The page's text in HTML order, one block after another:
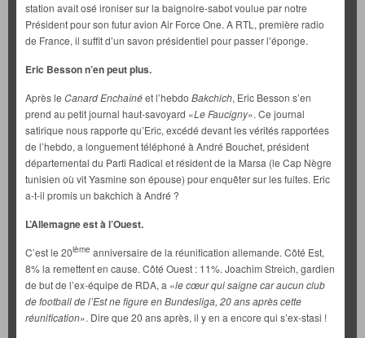
station avait osé ironiser sur la baignoire-sabot voulue par notre
Président pour son futur avion Air Force One. A RTL, première radio
de France, il suffit d’un savon présidentiel pour passer l’éponge.
Eric Besson n’en peut plus.
Après le Canard Enchaînéet l’hebdo Bakchich, Eric Besson s’en
prend au petit journal haut-savoyard «Le Faucigny». Ce journal
satirique nous rapporte qu’Eric, excédé devant les vérités rapportées
de l’hebdo, a longuement téléphoné à André Bouchet, président
départemental du Parti Radical et résident de la Marsa (le Cap Nègre
tunisien où vit Yasmine son épouse) pour enquêter sur les fuites. Eric
a-t-il promis un bakchich à André ?
L’Allemagne est à l’Ouest.
C’est le 20ième anniversaire de la réunification allemande. Côté Est,
8% la remettent en cause. Côté Ouest : 11%. Joachim Streich, gardien
de but de l’ex-équipe de RDA, a «le cœur qui saigne car aucun club
de football de l’Est ne figure en Bundesliga, 20 ans après cette
réunification». Dire que 20 ans après, il y en a encore qui s’ex-stasi !